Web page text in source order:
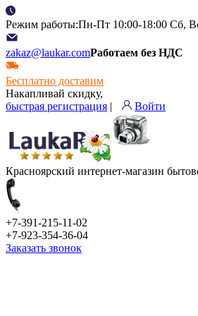
Режим работы:Пн-Пт 10:00-18:00 Сб,
zakaz@laukar.comРаботаем без НДС
Бесплатно доставим
Накапливай скидку,
быстрая регистрация | Войти
Красноярский интернет-магазин
+7-391-215-11-02
+7-923-354-36-04
Заказать звонок